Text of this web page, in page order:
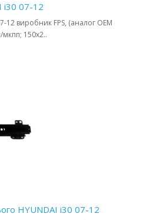
i30 07-12
12 виробник FPS, (аналог OEM
мкпп; 150x2..
HYUNDAI i30 07-12